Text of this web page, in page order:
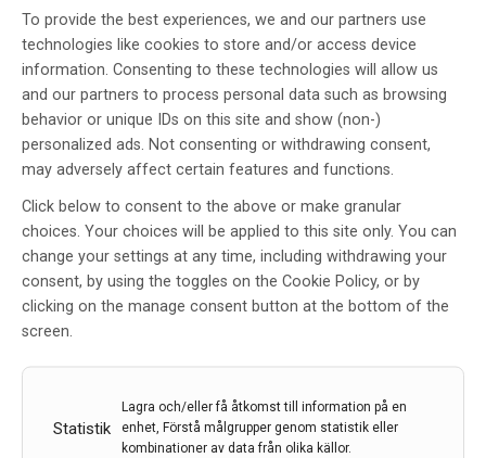
To provide the best experiences, we and our partners use
technologies like cookies to store and/or access device
information. Consenting to these technologies will allow us
and our partners to process personal data such as browsing
behavior or unique IDs on this site and show (non-)
personalized ads. Not consenting or withdrawing consent,
may adversely affect certain features and functions.
Click below to consent to the above or make granular
choices. Your choices will be applied to this site only. You can
change your settings at any time, including withdrawing your
consent, by using the toggles on the Cookie Policy, or by
clicking on the manage consent button at the bottom of the
screen.
Statistik
Lagra och/eller få åtkomst till information på en
enhet, Förstå målgrupper genom statistik eller
kombinationer av data från olika källor.
Forskaren, läkaren, minnesutredaren och patienten i
vårt unika frukostsamtal om allt det nya i forskningen
som påverkar patienter och anhöriga.
minnesmottagningar. Media skriver om både de nya
bromsmedicinerna som är på väg och möjligheterna